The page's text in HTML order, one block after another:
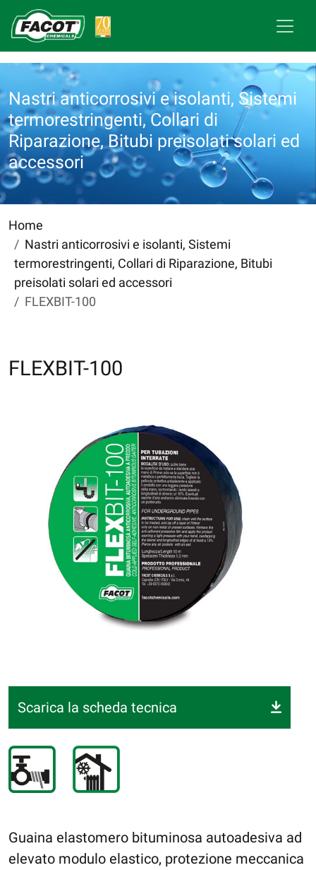
Nastri anticorrosivi e isolanti, Sistemi
termorestringenti, Collari di
Riparazione, Bitubi preisolati solari ed
accessori
Home
Nastri anticorrosivi e isolanti, Sistemi
termorestringenti, Collari di Riparazione, Bitubi
preisolati solari ed accessori
FLEXBIT-100
FLEXBIT-100
Scarica la scheda tecnica
Guaina elastomero bituminosa autoadesiva ad
elevato modulo elastico, protezione meccanica